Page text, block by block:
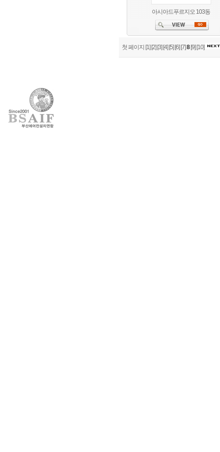
아시아드푸르지오 103동
첫 페이지 [1] [2] [3] [4] [5] [6] [7]8 [9] [10]